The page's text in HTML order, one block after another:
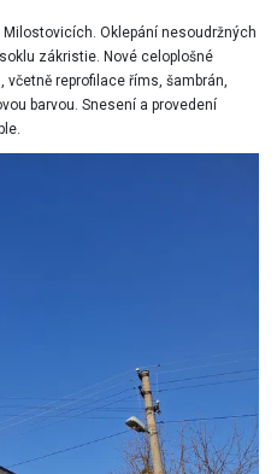
Oklepání nesoudržných
zákristie. Nové celoplošné
reprofilace říms, šambrán,
barvou. Snesení a provedení